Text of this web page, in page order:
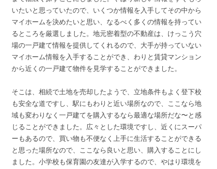
いたいと思っていたので、いくつか情報を入手してその中から
マイホームを決めたいと思い、なるべく多くの情報を持ってい
るところを厳選しました。地元密着型の不動産は、けっこう穴
場の一戸建て情報を提供してくれるので、大手が持っていない
マイホーム情報を入手することができ、わりと賃貸マンション
から近くの一戸建て物件を見学することができました。
そこは、相続で土地を売却したようで、立地条件もよく登下校
も安全な道ですし、駅にもわりと近い場所なので、ここなら地
域も変わりなく一戸建てを購入するなら最適な場所だな〜と感
じることができました。広々とした環境ですし、近くにスーパ
ーもあるので、買い物も不便なく上手に生活することができる
と思った場所なので、ここなら良いと思い、購入することにし
ました。小学校も保育園の友達が入学するので、やはり環境を